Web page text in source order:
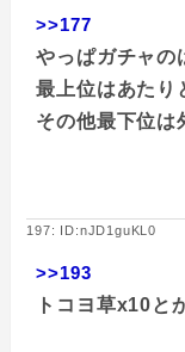
>>177
やっぱガチャの
最上位はあたり
その他最下位は
197: ID:nJD1guKL0
>>193
トコヨ草x10と